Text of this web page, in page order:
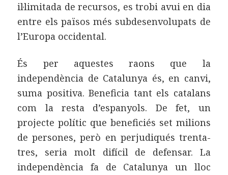
il·limitada de recursos, es trobi avui en dia
entre els països més subdesenvolupats de
l’Europa occidental.
És per aquestes raons que la
independència de Catalunya és, en canvi,
suma positiva. Beneficia tant els catalans
com la resta d’espanyols. De fet, un
projecte polític que beneficiés set milions
de persones, però en perjudiqués trenta-
tres, seria molt difícil de defensar. La
independència fa de Catalunya un lloc